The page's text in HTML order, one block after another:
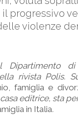
progressivo
violenze
di
rivista Polis.
famiglia e
editrice, sta
in Italia.